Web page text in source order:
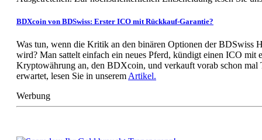
BDXcoin von BDSwiss: Erster ICO mit Rückkauf-Garantie?
Was tun, wenn die Kritik an den binären Optionen der BDSwiss
wird? Man sattelt einfach ein neues Pferd, kündigt einen ICO mit
Kryptowährung an, den BDXcoin, und verkauft vorab schon mal
erwartet, lesen Sie in unserem Artikel.
Werbung